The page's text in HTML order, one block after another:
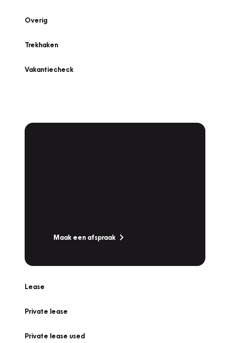
Overig
Trekhaken
Vakantiecheck
Maak een afspraak
Lease
Private lease
Private lease used